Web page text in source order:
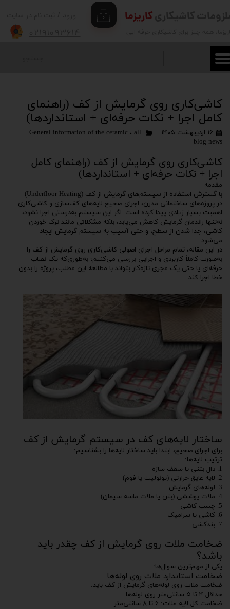
۰
تغییر گذر واژه
سفارشات
کاریزما
کاشی‌کاری روی گرمایش از کف (راهنمای
کامل اجرا + نکات حرفه‌ای + استانداردها)
۱۶ اردیبهشت ۱۴۰۵ General information of the ceramic ، all
blog news
کاشی‌کاری روی گرمایش از کف (راهنمای کامل
اجرا + نکات حرفه‌ای + استانداردها)
مقدمه
با گسترش استفاده از سیستم‌های گرمایش از کف (Underfloor Heating)
در پروژه‌های ساختمانی مدرن، اجرای صحیح لایه‌های کف‌سازی و کاشی‌کاری
اهمیت بسیار زیادی پیدا کرده است. اگر این سیستم به‌درستی اجرا نشود،
نه‌تنها راندمان گرمایش کاهش می‌یابد، بلکه مشکلاتی مانند ترک خوردن
کاشی، جدا شدن از سطح، و حتی آسیب به سیستم گرمایش ایجاد
می‌شود.
در این مقاله، تمام مراحل اجرای اصولی کاشی‌کاری روی گرمایش از کف را
به‌صورت کاملاً کاربردی و اجرایی بررسی می‌کنیم؛ به‌طوری‌که یک نصاب
حرفه‌ای یا حتی یک مجری تازه‌کار بتواند با مطالعه این مطلب، پروژه را بدون
خطا اجرا کند.
ساختار لایه‌های کف در سیستم گرمایش از کف
برای اجرای صحیح، ابتدا باید ساختار لایه‌ها را بشناسیم:
ترتیب لایه‌ها:
1. دال بتنی یا سقف سازه
2. لایه عایق حرارتی (یونولیت یا فوم)
3. لوله‌های گرمایش
4. ملات پوششی (بتن یا ملات ماسه سیمان)
5. چسب کاشی
6. کاشی یا سرامیک
7. بندکشی
ضخامت ملات روی گرمایش از کف چقدر باید
باشد؟
یکی از مهم‌ترین سوال‌ها:
ضخامت استاندارد ملات روی لوله‌ها
ضخامت ملات روی لوله‌های گرمایش از کف باید:
حداقل ۴ تا ۵ سانتی‌متر روی لوله‌ها
ضخامت کل لایه ملات: ۶ تا ۸ سانتی‌متر